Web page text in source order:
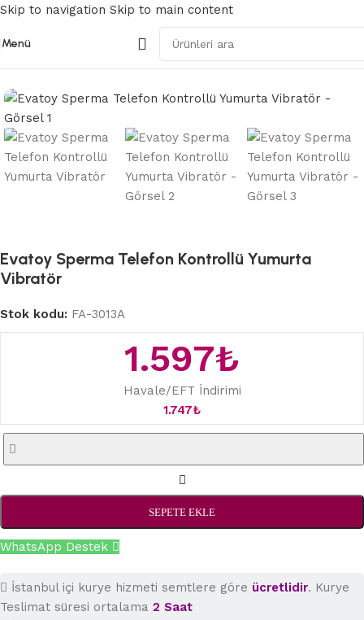
Skip to navigation Skip to main content
Menü
Modern Vibratörler
Evatoy Sperma Telefon Kontrollü Yumurta
Vibratör
Stok kodu: FA-3013A
1.597₺
Havale/EFT İndirimi
1.747₺
SEPETE EKLE
WhatsApp Destek
İstanbul içi kurye hizmeti semtlere göre ücretlidir. Kurye
Teslimat süresi ortalama 2 Saat